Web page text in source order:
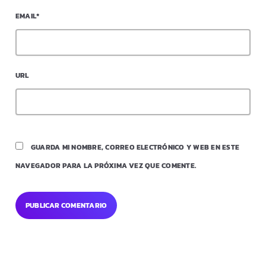
EMAIL*
URL
GUARDA MI NOMBRE, CORREO ELECTRÓNICO Y WEB EN ESTE
NAVEGADOR PARA LA PRÓXIMA VEZ QUE COMENTE.